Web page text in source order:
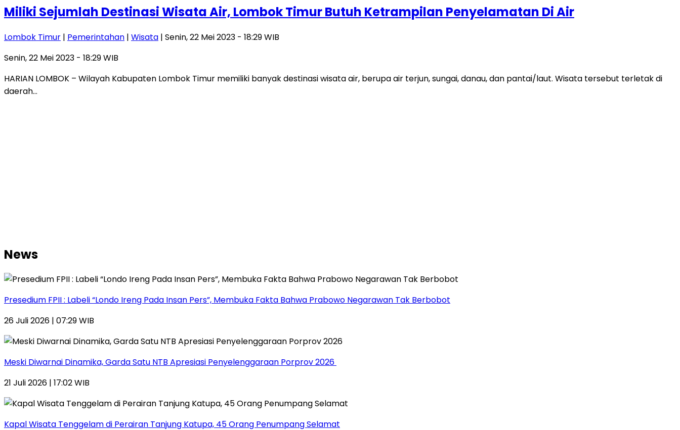
Miliki Sejumlah Destinasi Wisata Air, Lombok Timur Butuh Ketrampilan Penyelamatan Di Air
Lombok Timur | Pemerintahan | Wisata | Senin, 22 Mei 2023 - 18:29 WIB
Senin, 22 Mei 2023 - 18:29 WIB
HARIAN LOMBOK – Wilayah Kabupaten Lombok Timur memiliki banyak destinasi wisata air, berupa air terjun, sungai, danau, dan pantai/laut. Wisata tersebut terletak di
daerah…
News
Presedium FPII : Labeli “Londo Ireng Pada Insan Pers”, Membuka Fakta Bahwa Prabowo Negarawan Tak Berbobot
26 Juli 2026 | 07:29 WIB
Meski Diwarnai Dinamika, Garda Satu NTB Apresiasi Penyelenggaraan Porprov 2026 ‎
21 Juli 2026 | 17:02 WIB
Kapal Wisata Tenggelam di Perairan Tanjung Katupa, 45 Orang Penumpang Selamat